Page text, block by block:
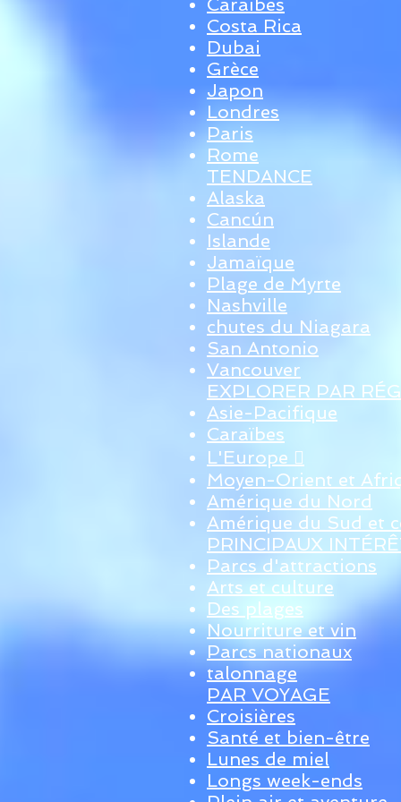
Caraïbes
Costa Rica
Dubai
Grèce
Japon
Londres
Paris
Rome
TENDANCE
Alaska
Cancún
Islande
Jamaïque
Plage de Myrte
Nashville
chutes du Niagara
San Antonio
Vancouver
EXPLORER PAR
Asie-Pacifique
Caraïbes
L'Europe 
Moyen-Orient et
Amérique du Nord
Amérique du Sud et
PRINCIPAUX
Parcs d'attractions
Arts et culture
Des plages
Nourriture et vin
Parcs nationaux
talonnage
PAR VOYAGE
Croisières
Santé et bien-être
Lunes de miel
Longs week-ends